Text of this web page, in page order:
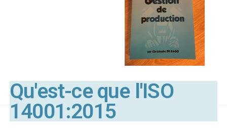
Qu'est-ce que l'ISO
14001:2015